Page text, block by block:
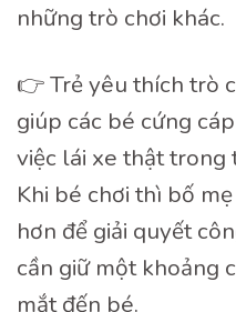
những trò chơi khác.
👉 Trẻ yêu thích trò
giúp các bé cứng
việc lái xe thật trong
Khi bé chơi thì bố
hơn để giải quyết
cần giữ một khoảng
mắt đến bé.